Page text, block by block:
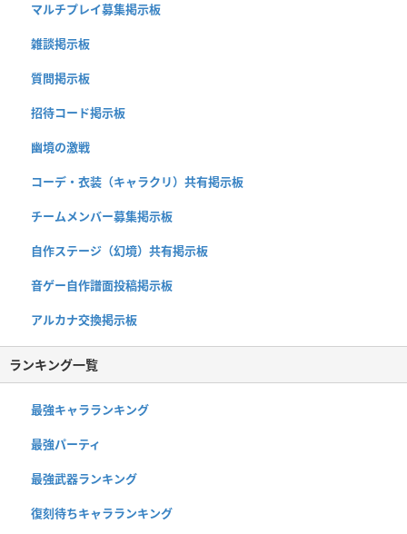
マルチプレイ募集掲示板
雑談掲示板
質問掲示板
招待コード掲示板
幽境の激戦
コーデ・衣装（キャラクリ）共有掲示板
チームメンバー募集掲示板
自作ステージ（幻境）共有掲示板
音ゲー自作譜面投稿掲示板
アルカナ交換掲示板
ランキング一覧
最強キャラランキング
最強パーティ
最強武器ランキング
復刻待ちキャラランキング